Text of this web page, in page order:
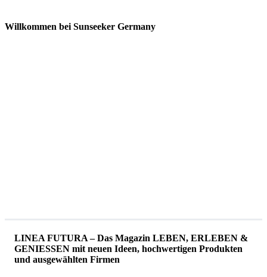
Willkommen bei Sunseeker Germany
LINEA FUTURA – Das Magazin LEBEN, ERLEBEN &
GENIESSEN mit neuen Ideen, hochwertigen Produkten
und ausgewählten Firmen